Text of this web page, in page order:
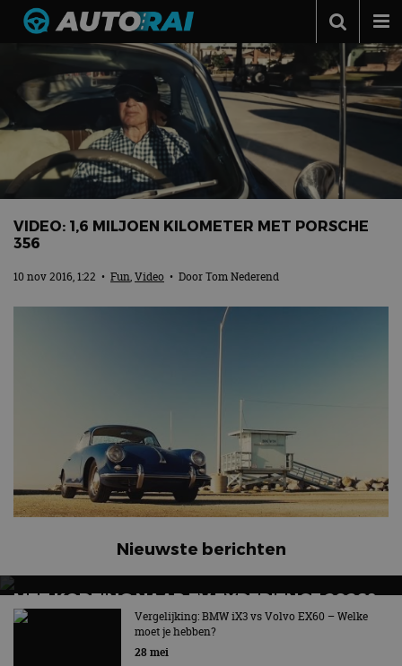
Autonieuws
Podcast
Autotests
Automerken
Adverteren
Contact
VIDEO: 1,6 MILJOEN KILOMETER MET PORSCHE
356
10 nov 2016, 1:22 • Fun,Video • DoorTom Nederend
Nieuwste berichten
MET KORTING NAAR EV EXPERIENCE 2026?
AUTORAI REGELT HET!
EV Experience 2026 van 24 tot 26 september
Vergelijking: BMW iX3 vs Volvo EX60 – Welke
moet je hebben?
28 mei